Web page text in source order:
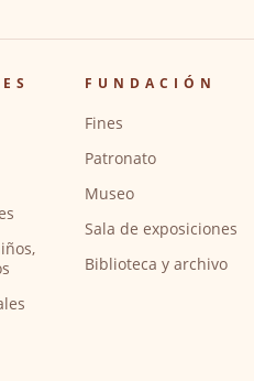
FUNDACIÓN
Fines
Patronato
Museo
Sala de exposiciones
Biblioteca y archivo